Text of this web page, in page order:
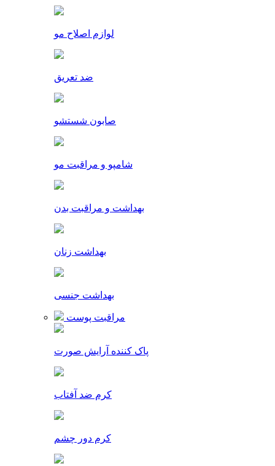
لوازم اصلاح مو
ضد تعریق
صابون شستشو
شامپو و مراقبت مو
بهداشت و مراقبت بدن
بهداشت زنان
بهداشت جنسی
مراقبت پوست
پاک کننده آرایش صورت
کرم ضد آفتاب
کرم دور چشم